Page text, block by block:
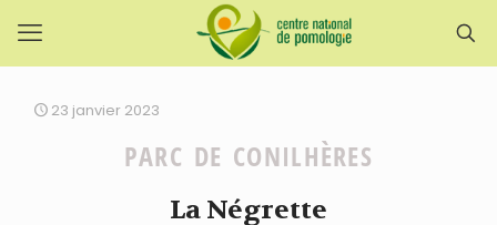
23 janvier 2023
PARC DE CONILHÈRES
La Négrette